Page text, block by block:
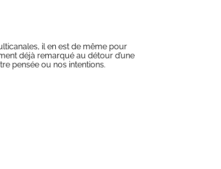
il en est de même pour
déjà remarqué au détour d’une
pensée ou nos intentions.